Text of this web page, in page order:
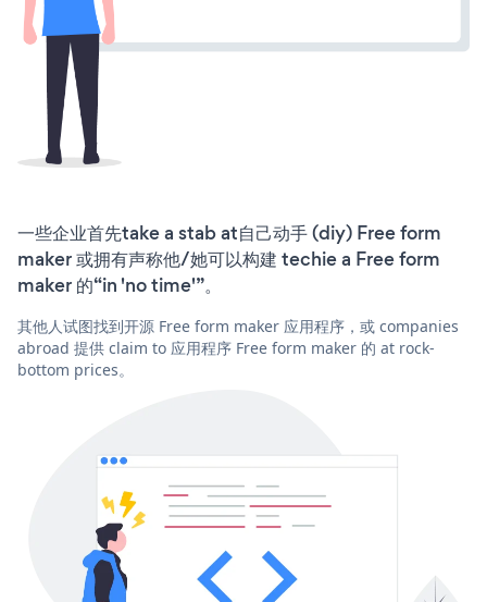
一些企业首先take a stab at自己动手 (diy) Free form
maker 或拥有声称他/她可以构建 techie a Free form
maker 的“in 'no time'”。
其他人试图找到开源 Free form maker 应用程序，或 companies
abroad 提供 claim to 应用程序 Free form maker 的 at rock-
bottom prices。